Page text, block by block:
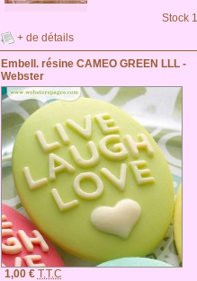
Stock
+ de détails
Embell. résine CAMEO GREEN LLL -
Webster
1,00 € T.T.C